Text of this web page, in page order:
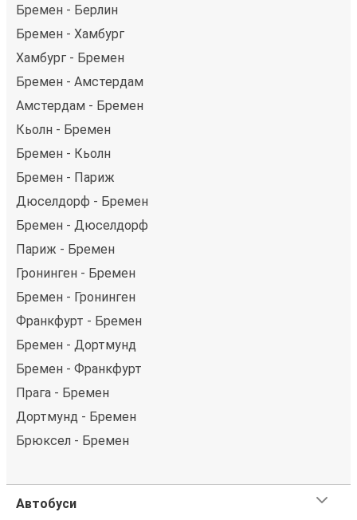
Бремен - Берлин
Бремен - Хамбург
Хамбург - Бремен
Бремен - Амстердам
Амстердам - Бремен
Кьолн - Бремен
Бремен - Кьолн
Бремен - Париж
Дюселдорф - Бремен
Бремен - Дюселдорф
Париж - Бремен
Гронинген - Бремен
Бремен - Гронинген
Франкфурт - Бремен
Бремен - Дортмунд
Бремен - Франкфурт
Прага - Бремен
Дортмунд - Бремен
Брюксел - Бремен
Автобуси